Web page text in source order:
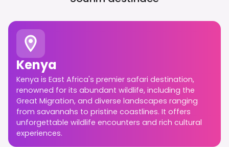
Kenya
Kenya is East Africa's premier safari destination,
renowned for its abundant wildlife, including the
Great Migration, and diverse landscapes ranging
from savannahs to pristine coastlines. It offers
unforgettable wildlife encounters and rich cultural
experiences.